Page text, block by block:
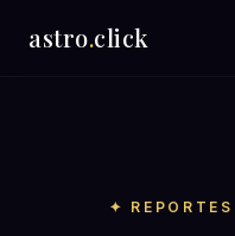
astro.click
✦